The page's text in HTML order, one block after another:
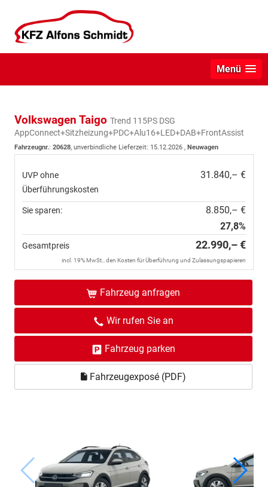
Menü
Volkswagen Taigo Trend 115PS DSG
AppConnect+Sitzheizung+PDC+Alu16+LED+DAB+FrontAssist
Fahrzeugnr.: 20628, unverbindliche Lieferzeit: 15.12.2026 , Neuwagen
UVP ohne
Überführungskosten
31.840,– €
Sie sparen:
8.850,– €
27,8%
Gesamtpreis 22.990,– €
incl. 19% MwSt., den Kosten für Überführung und Zulassungspapieren
Fahrzeug anfragen
Wir rufen Sie an
Fahrzeug parken
Fahrzeugexposé (PDF)